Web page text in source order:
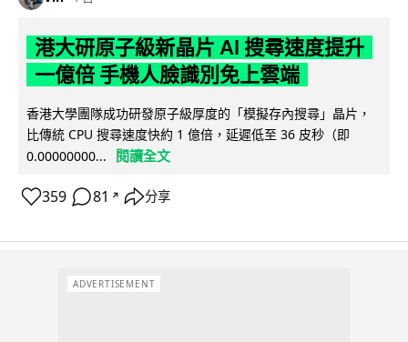
港大研原子級新晶片 AI 搜尋速度提升
一億倍 手機人臉識別免上雲端
香港大學團隊成功研發原子級厚度的「模擬存內搜尋」晶片，
比傳統 CPU 搜尋速度快約 1 億倍，延遲低至 36 皮秒（即
0.00000000...
閱讀全文
359 81 ↗ 分享
ADVERTISEMENT